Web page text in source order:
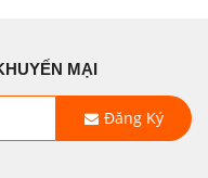
MẠI
Đăng Ký